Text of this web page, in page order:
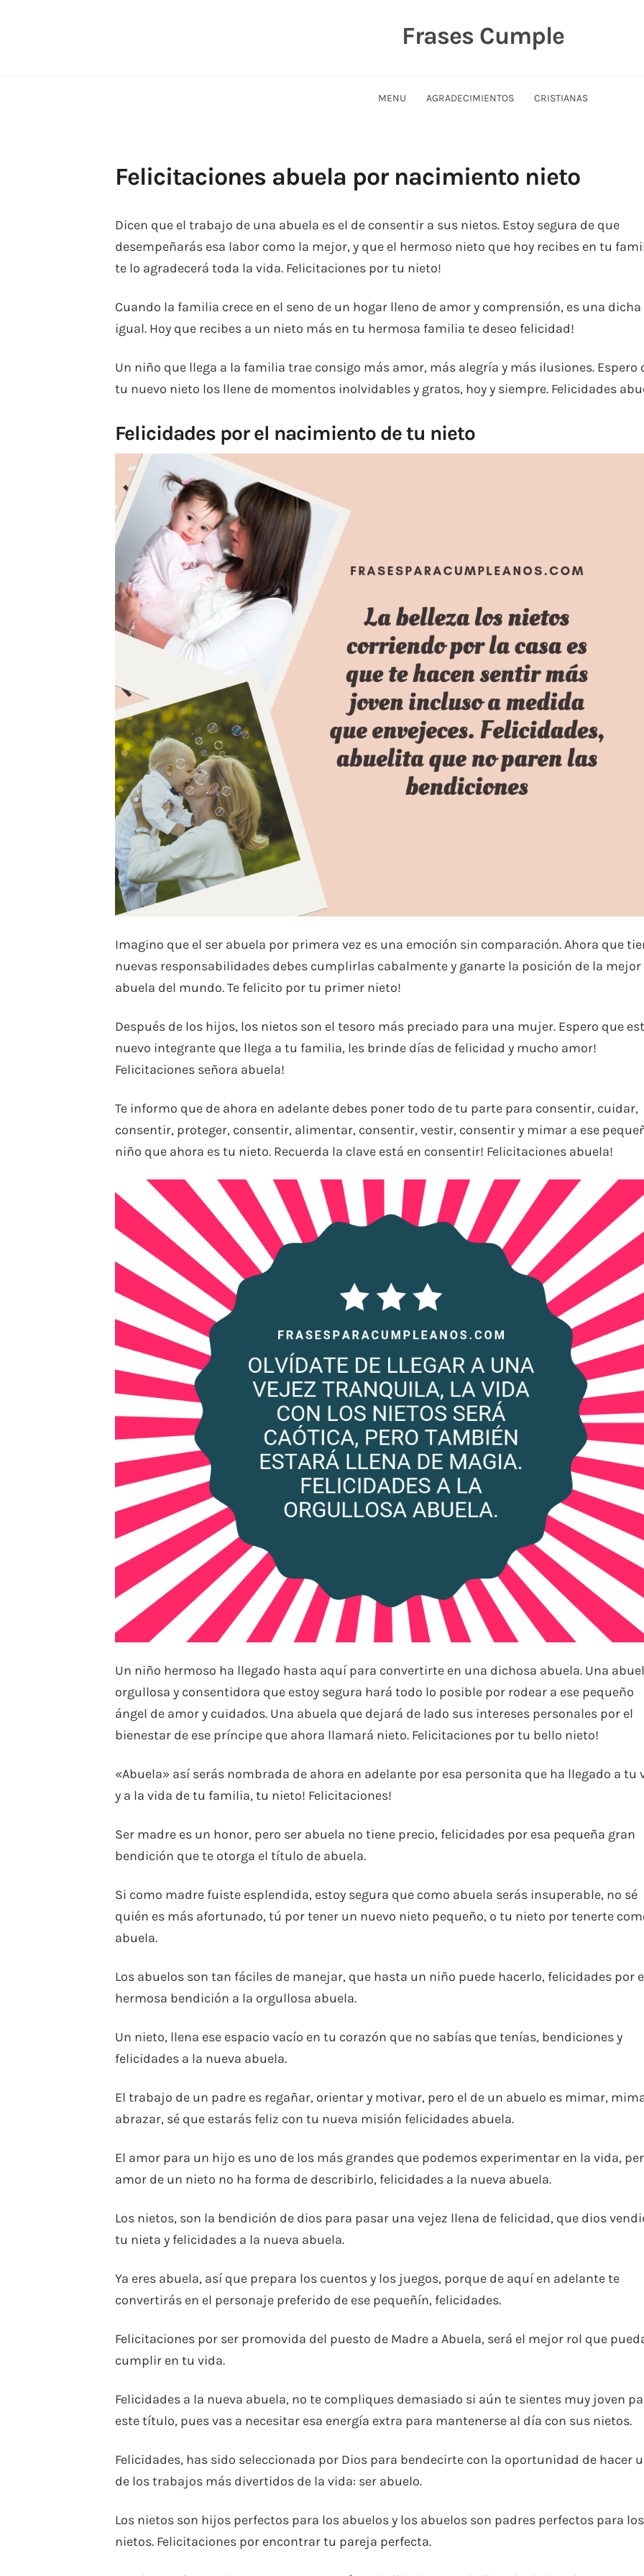
Frases Cumple
MENU AGRADECIMIENTOS CRISTIANAS
Felicitaciones abuela por nacimiento nieto
Dicen que el trabajo de una abuela es el de consentir a sus nietos. Estoy segura de que
desempeñarás esa labor como la mejor, y que el hermoso nieto que hoy recibes en tu
te lo agradecerá toda la vida. Felicitaciones por tu nieto!
Cuando la familia crece en el seno de un hogar lleno de amor y comprensión, es una
igual. Hoy que recibes a un nieto más en tu hermosa familia te deseo felicidad!
Un niño que llega a la familia trae consigo más amor, más alegría y más ilusiones. Espero
tu nuevo nieto los llene de momentos inolvidables y gratos, hoy y siempre. Felicidades
Felicidades por el nacimiento de tu nieto
Imagino que el ser abuela por primera vez es una emoción sin comparación. Ahora que
nuevas responsabilidades debes cumplirlas cabalmente y ganarte la posición de la mejor
abuela del mundo. Te felicito por tu primer nieto!
Después de los hijos, los nietos son el tesoro más preciado para una mujer. Espero que
nuevo integrante que llega a tu familia, les brinde días de felicidad y mucho amor!
Felicitaciones señora abuela!
Te informo que de ahora en adelante debes poner todo de tu parte para consentir, cuidar,
consentir, proteger, consentir, alimentar, consentir, vestir, consentir y mimar a ese
niño que ahora es tu nieto. Recuerda la clave está en consentir! Felicitaciones abuela!
Un niño hermoso ha llegado hasta aquí para convertirte en una dichosa abuela. Una
orgullosa y consentidora que estoy segura hará todo lo posible por rodear a ese pequeño
ángel de amor y cuidados. Una abuela que dejará de lado sus intereses personales por el
bienestar de ese príncipe que ahora llamará nieto. Felicitaciones por tu bello nieto!
«Abuela» así serás nombrada de ahora en adelante por esa personita que ha llegado a tu
y a la vida de tu familia, tu nieto! Felicitaciones!
Ser madre es un honor, pero ser abuela no tiene precio, felicidades por esa pequeña gran
bendición que te otorga el título de abuela.
Si como madre fuiste esplendida, estoy segura que como abuela serás insuperable, no sé
quién es más afortunado, tú por tener un nuevo nieto pequeño, o tu nieto por tenerte
abuela.
Los abuelos son tan fáciles de manejar, que hasta un niño puede hacerlo, felicidades por
hermosa bendición a la orgullosa abuela.
Un nieto, llena ese espacio vacío en tu corazón que no sabías que tenías, bendiciones y
felicidades a la nueva abuela.
El trabajo de un padre es regañar, orientar y motivar, pero el de un abuelo es mimar,
abrazar, sé que estarás feliz con tu nueva misión felicidades abuela.
El amor para un hijo es uno de los más grandes que podemos experimentar en la vida,
amor de un nieto no ha forma de describirlo, felicidades a la nueva abuela.
Los nietos, son la bendición de dios para pasar una vejez llena de felicidad, que dios
tu nieta y felicidades a la nueva abuela.
Ya eres abuela, así que prepara los cuentos y los juegos, porque de aquí en adelante te
convertirás en el personaje preferido de ese pequeñín, felicidades.
Felicitaciones por ser promovida del puesto de Madre a Abuela, será el mejor rol que
cumplir en tu vida.
Felicidades a la nueva abuela, no te compliques demasiado si aún te sientes muy joven
este título, pues vas a necesitar esa energía extra para mantenerse al día con sus nietos.
Felicidades, has sido seleccionada por Dios para bendecirte con la oportunidad de hacer
de los trabajos más divertidos de la vida: ser abuelo.
Los nietos son hijos perfectos para los abuelos y los abuelos son padres perfectos para los
nietos. Felicitaciones por encontrar tu pareja perfecta.